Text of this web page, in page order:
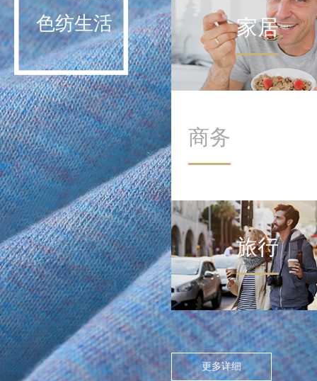
> FLOATING ISLAND IN THE CITY
尘世浮岛
在高度模块化的都市节奏
中，人们渴望在通勤中寻找
呼吸的缝隙。休闲通勤不再
色纺生活 家居
商务
旅行
更多详细